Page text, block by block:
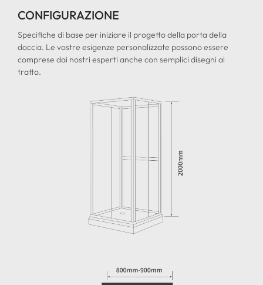
CONFIGURAZIONE
Specifiche di base per iniziare il progetto della porta della
doccia. Le vostre esigenze personalizzate possono essere
comprese dai nostri esperti anche con semplici disegni al
tratto.